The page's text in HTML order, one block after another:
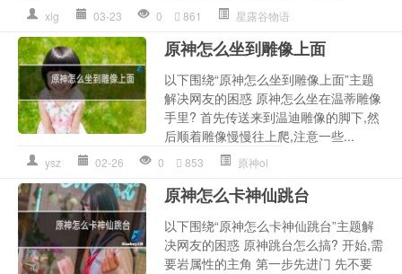
xlg 03-23 0 861 星露谷物语
原神怎么坐到雕像上面
以下围绕“原神怎么坐到雕像上面”主题
解决网友的困惑 原神怎么坐在温蒂雕像
手里? 首先传送来到温迪雕像的脚下,然
后顺着雕像慢慢往上爬,注意一些...
ysz 02-26 0 853 原神ol
原神怎么卡神仙跳台
以下围绕“原神怎么卡神仙跳台”主题解
决网友的困惑 原神跳台怎么搞? 开始,需
要岩属性的主角 第一步先进门 先不要